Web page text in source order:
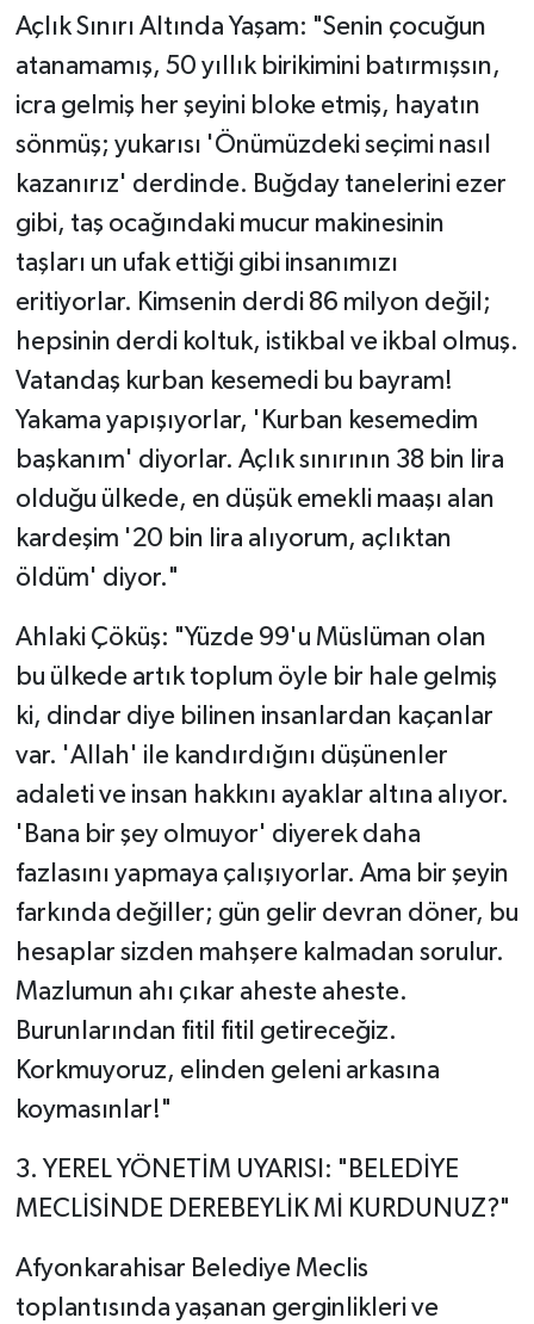
​Açlık Sınırı Altında Yaşam: "Senin çocuğun
atanamamış, 50 yıllık birikimini batırmışsın,
icra gelmiş her şeyini bloke etmiş, hayatın
sönmüş; yukarısı 'Önümüzdeki seçimi nasıl
kazanırız' derdinde. Buğday tanelerini ezer
gibi, taş ocağındaki mucur makinesinin
taşları un ufak ettiği gibi insanımızı
eritiyorlar. Kimsenin derdi 86 milyon değil;
hepsinin derdi koltuk, istikbal ve ikbal olmuş.
Vatandaş kurban kesemedi bu bayram!
Yakama yapışıyorlar, 'Kurban kesemedim
başkanım' diyorlar. Açlık sınırının 38 bin lira
olduğu ülkede, en düşük emekli maaşı alan
kardeşim '20 bin lira alıyorum, açlıktan
öldüm' diyor."
​Ahlaki Çöküş: "Yüzde 99'u Müslüman olan
bu ülkede artık toplum öyle bir hale gelmiş
ki, dindar diye bilinen insanlardan kaçanlar
var. 'Allah' ile kandırdığını düşünenler
adaleti ve insan hakkını ayaklar altına alıyor.
'Bana bir şey olmuyor' diyerek daha
fazlasını yapmaya çalışıyorlar. Ama bir şeyin
farkında değiller; gün gelir devran döner, bu
hesaplar sizden mahşere kalmadan sorulur.
Mazlumun ahı çıkar aheste aheste.
Burunlarından fitil fitil getireceğiz.
Korkmuyoruz, elinden geleni arkasına
koymasınlar!"
​3. YEREL YÖNETİM UYARISI: "BELEDİYE
MECLİSİNDE DEREBEYLİK Mİ KURDUNUZ?"
​Afyonkarahisar Belediye Meclis
toplantısında yaşanan gerginlikleri ve